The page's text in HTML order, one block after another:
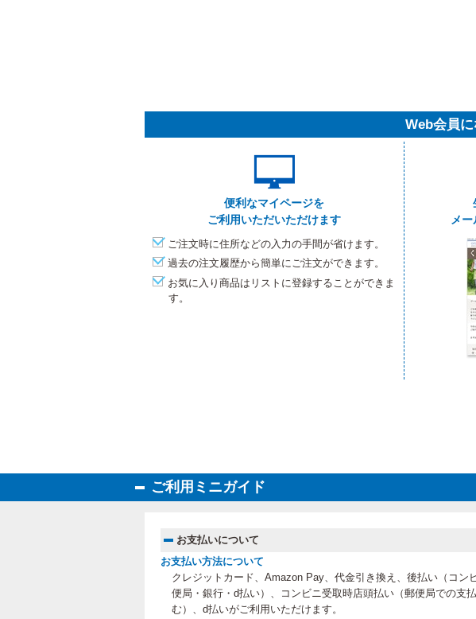
Web会員
便利なマイページを
ご利用いただいただけます
ご注文時に住所などの入力の手間が省けます。
過去の注文履歴から簡単にご注文ができます。
お気に入り商品はリストに登録することができま
す。
メ
ご利用ミニガイド
お支払いについて
お支払い方法について
クレジットカード、Amazon Pay、代金引き換え、後払い（コン
便局・銀行・d払い）、コンビニ受取時店頭払い（郵便局での支
む）、 d払いがご利用いただけます。